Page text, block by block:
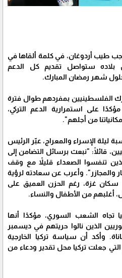
طيب أردوغان، في كلمة ألقاها في
بلاده ستواصل تقديم كل الدعم
شهر رمضان المبارك.
الفلسطينيين بمفردهم طوال فترة
على استمرارية الدعم التركي،
من أجلهم".
ليلة الإسراء والمعراج، عبّر الرئيس
قائلًا: "نبعث برسائل التضامن إلى
تنفسوا الصعداء قليلاً مع وقف
يومًا من الدمار والمجازر". وأعرب عن سعادته لرؤية
سكان غزة، رغم الحزن العميق على
تجاه الشعب السوري، مؤكدًا أنها
الذين نالوا حريتهم في ديسمبر
وأكد أن سياسة تركيا الخارجية
التي جعلت تركيا محل تقدير ودعاء من